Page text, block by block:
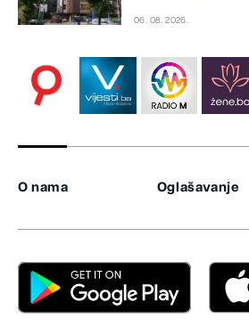
06. 08. 2026.
O nama Oglašavanje